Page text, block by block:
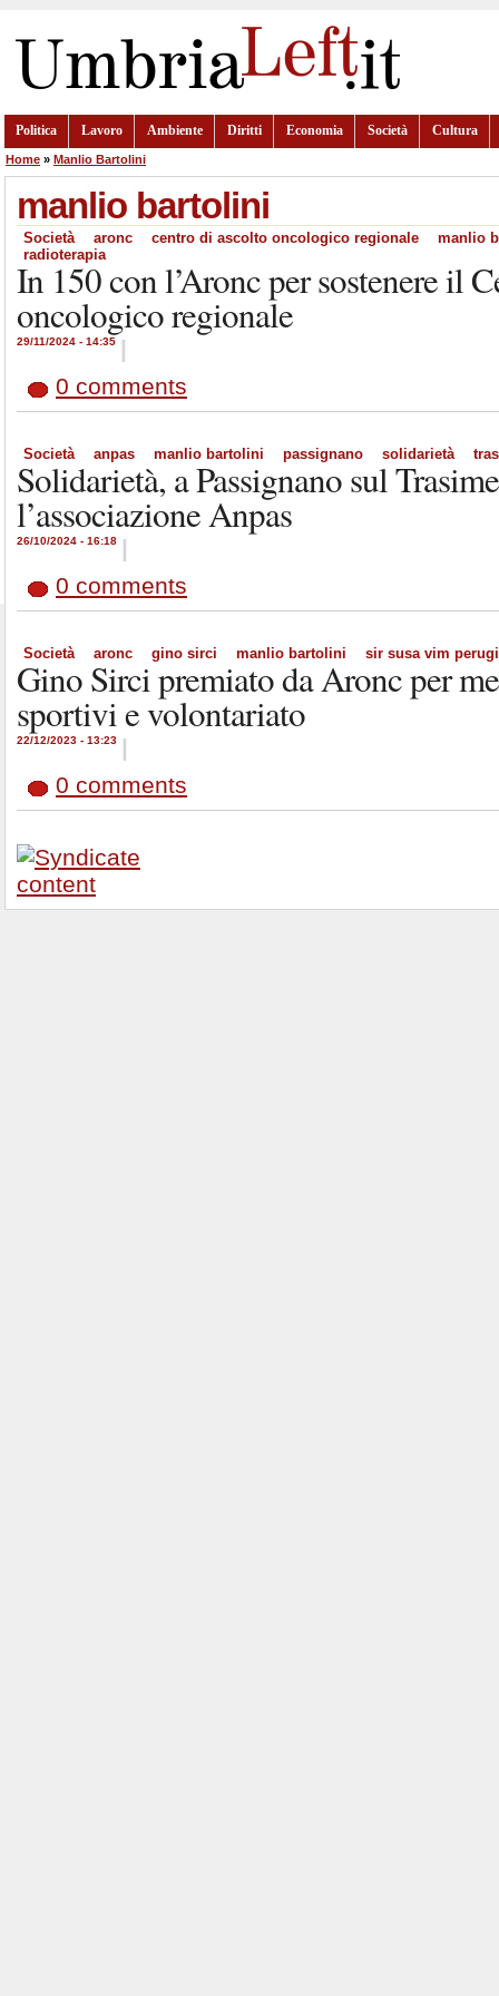
Politica Lavoro Ambiente Diritti Economia Società Cultura
Home » Manlio Bartolini
manlio bartolini
Società aronc centro di ascolto oncologico regionale
manlio
radioterapia
In 150 con l’Aronc per sostenere il
oncologico regionale
29/11/2024 - 14:35 |
0 comments
Società anpas manlio bartolini passignano solidarietà
Solidarietà, a Passignano sul
l’associazione Anpas
26/10/2024 - 16:18 |
0 comments
Società aronc gino sirci manlio bartolini sir susa vim
Gino Sirci premiato da Aronc per
sportivi e volontariato
22/12/2023 - 13:23 |
0 comments